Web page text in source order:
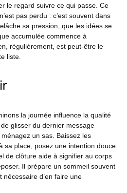
le regard suivre ce qui passe. Ce
pas perdu : c’est souvent dans
sa pression, que les idées se
accumulée commence à
régulièrement, est peut-être le
liste.
la journée influence la qualité
glisser du dernier message
un sas. Baissez les
sa place, posez une intention douce
de clôture aide à signifier au corps
Il prépare un sommeil souvent
nécessaire d’en faire une